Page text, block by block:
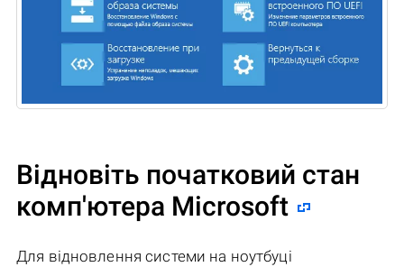
Відновіть початковий стан
комп'ютера Microsoft
Для відновлення системи на ноутбуці